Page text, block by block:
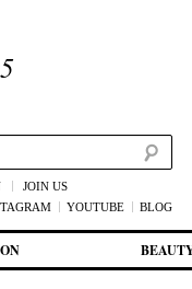
JOIN US
YOUTUBE BLOG
어넘기
어넘기